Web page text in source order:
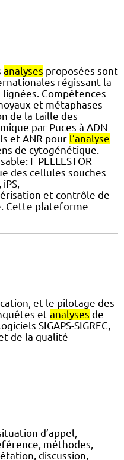
analyses proposées sont
régissant la
Compétences
et métaphases
de la taille des
par Puces à ADN
et ANR pour l’analyse
de cytogénétique.
F PELLESTOR
des cellules souches
et contrôle de
Cette plateforme
et le pilotage des
et analyses de
SIGAPS-SIGREC,
de la qualité
d’appel,
méthodes,
discussion,